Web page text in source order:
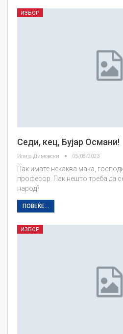
ИЗБОР
Седи, кец, Бујар Османи!
Илија Димовски 05/08/2023
Пак имате некаква мака,
професор. Пак нешто треба да
народ?
ПОВЕЌЕ...
ИЗБОР